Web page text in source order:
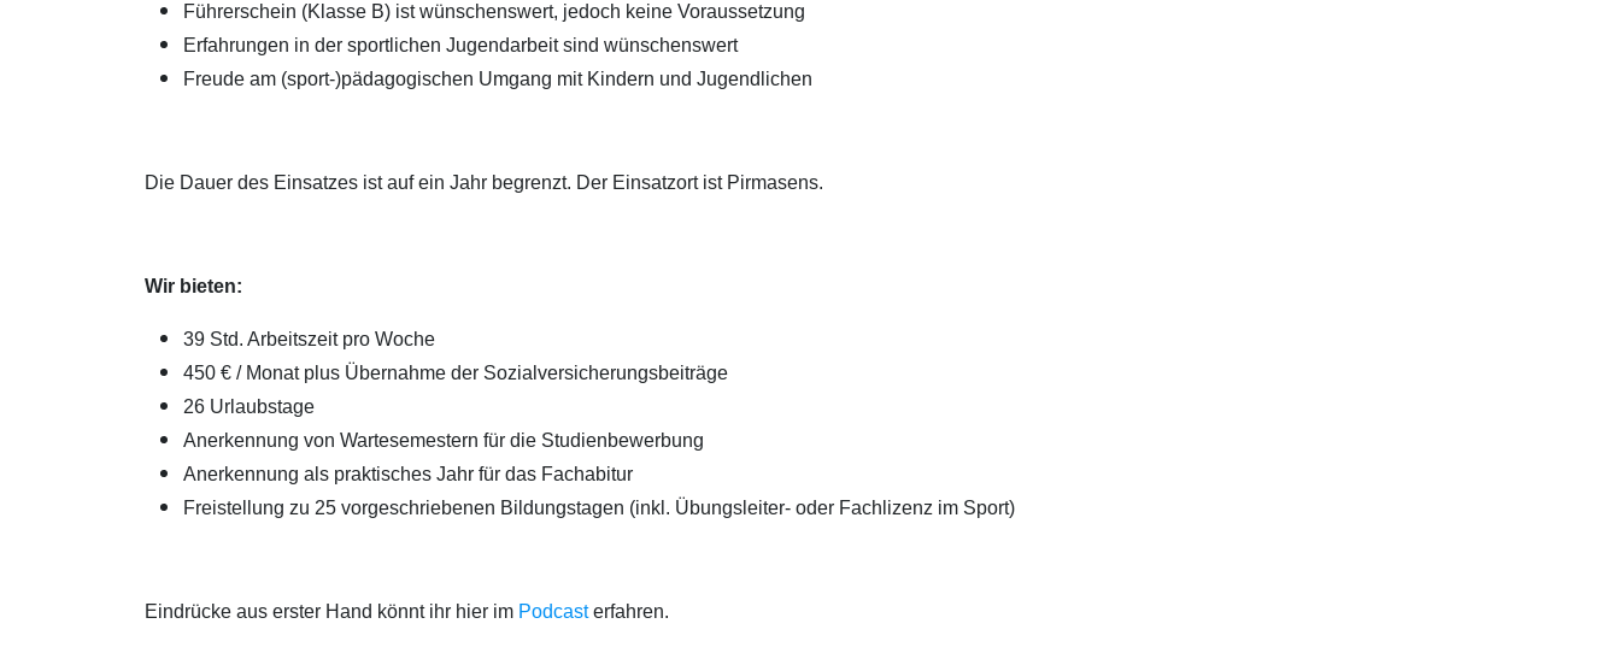
Führerschein (Klasse B) ist wünschenswert, jedoch keine Voraussetzung
Erfahrungen in der sportlichen Jugendarbeit sind wünschenswert
Freude am (sport-)pädagogischen Umgang mit Kindern und Jugendlichen
Die Dauer des Einsatzes ist auf ein Jahr begrenzt. Der Einsatzort ist Pirmasens.
Wir bieten:
39 Std. Arbeitszeit pro Woche
450 € / Monat plus Übernahme der Sozialversicherungsbeiträge
26 Urlaubstage
Anerkennung von Wartesemestern für die Studienbewerbung
Anerkennung als praktisches Jahr für das Fachabitur
Freistellung zu 25 vorgeschriebenen Bildungstagen (inkl. Übungsleiter- oder Fachlizenz im Sport)
Eindrücke aus erster Hand könnt ihr hier im Podcasterfahren.